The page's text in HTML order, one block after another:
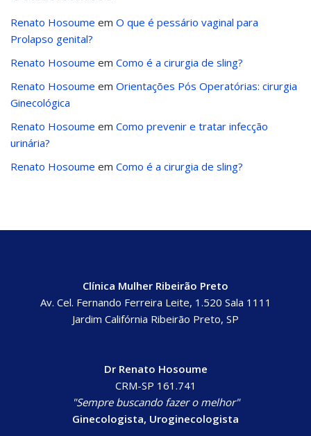
Renato Hosoume em O que é pessário vaginal para
Prolapso genital?
Renato Hosoume em Como é a cirurgia de sling?
Renato Hosoume em Orientações Pós Operatórias: cirurgia
Ginecológica
Renato Hosoume em Como prevenir e tratar infecção
urinária?
Renato Hosoume em Como é a cirurgia de sling?
Clínica Mulher Ribeirão Preto
Av. Cel. Fernando Ferreira Leite, 1.520 Sala 1111
Jardim Califórnia Ribeirão Preto, SP
Dr Renato Hosoume
CRM-SP 161.741
"Sempre buscando fazer o melhor"
Ginecologista, Uroginecologista